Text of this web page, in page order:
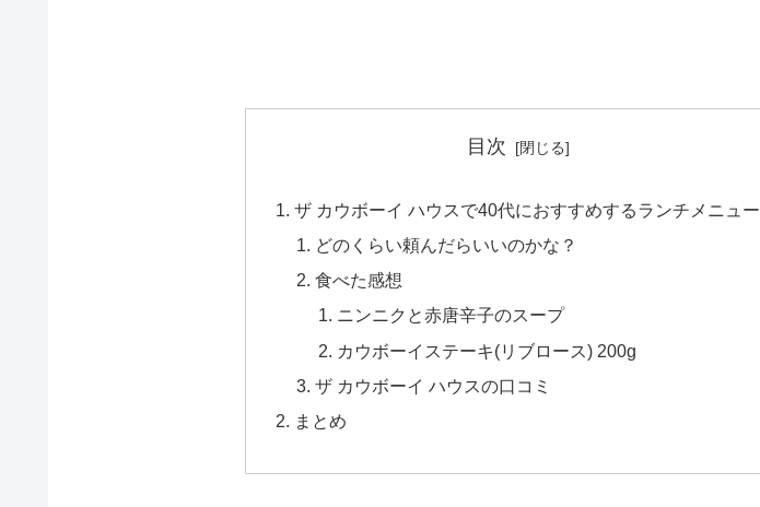
目次
ザ カウボーイ ハウスで40代におすすめするランチメニュー
どのくらい頼んだらいいのかな？
食べた感想
ニンニクと赤唐辛子のスープ
カウボーイステーキ(リブロース) 200g
ザ カウボーイ ハウスの口コミ
まとめ